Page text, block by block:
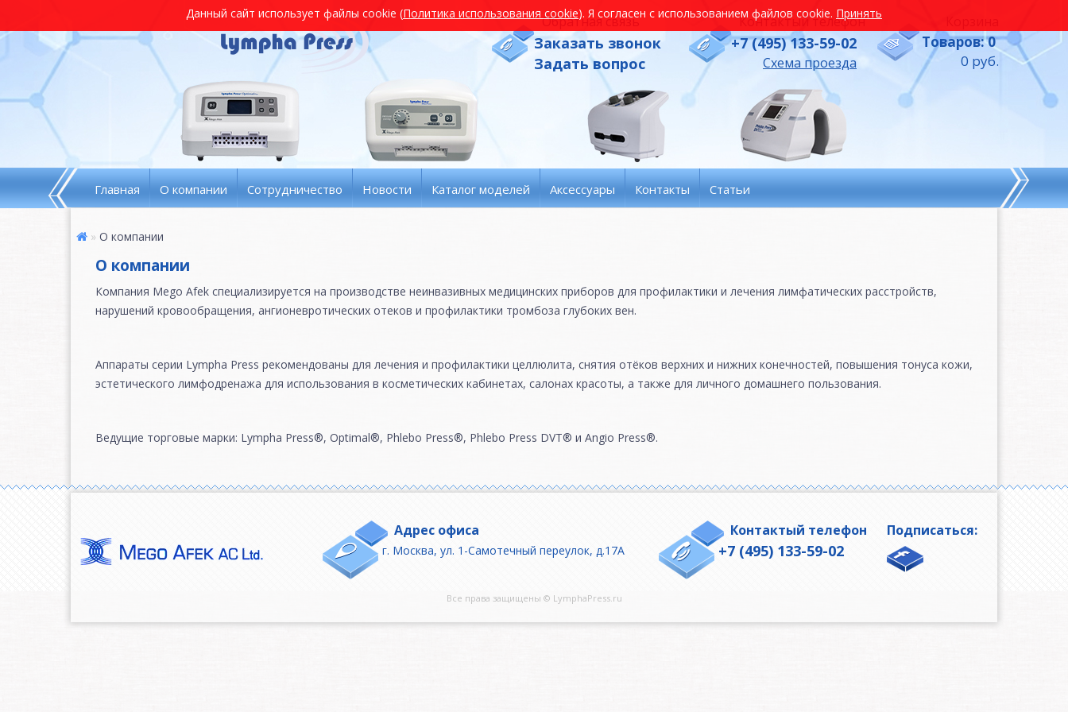
Данный сайт использует файлы cookie (Политика использования cookie). Я согласен с использованием файлов cookie. Принять
Обратная связь
Заказать звонок
Задать вопрос
Контактый телефон
+7 (495) 133-59-02
Схема проезда
Товаров: 0
0 руб.
Главная О компании Сотрудничество Новости Каталог моделей Аксессуары Контакты Статьи
О компании
О компании
Компания Mego Afek специализируется на производстве неинвазивных медицинских приборов для профилактики и лечения лимфатических расстройств,
нарушений кровообращения, ангионевротических отеков и профилактики тромбоза глубоких вен.
Аппараты серии Lympha Press рекомендованы для лечения и профилактики целлюлита, снятия отёков верхних и нижних конечностей, повышения тонуса кожи,
эстетического лимфодренажа для использования в косметических кабинетах, салонах красоты, а также для личного домашнего пользования.
Ведущие торговые марки: Lympha Press®, Optimal®, Phlebo Press®, Phlebo Press DVT® и Angio Press®.
Контактый телефон
+7 (495) 133-59-02
Адрес офиса
г. Москва, ул. 1-Самотечный переулок, д.17А
Подписаться:
Все права защищены © LymphaPress.ru